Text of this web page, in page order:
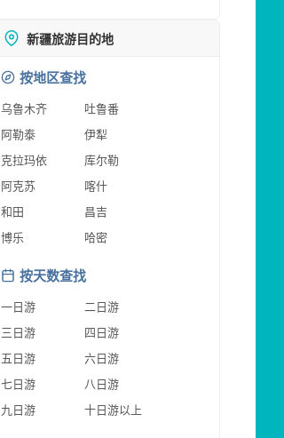
新疆旅游目的地
按地区查找
乌鲁木齐
吐鲁番
阿勒泰
伊犁
克拉玛依
库尔勒
阿克苏
喀什
和田
昌吉
博乐
哈密
按天数查找
一日游
二日游
三日游
四日游
五日游
六日游
七日游
八日游
九日游
十日游以上